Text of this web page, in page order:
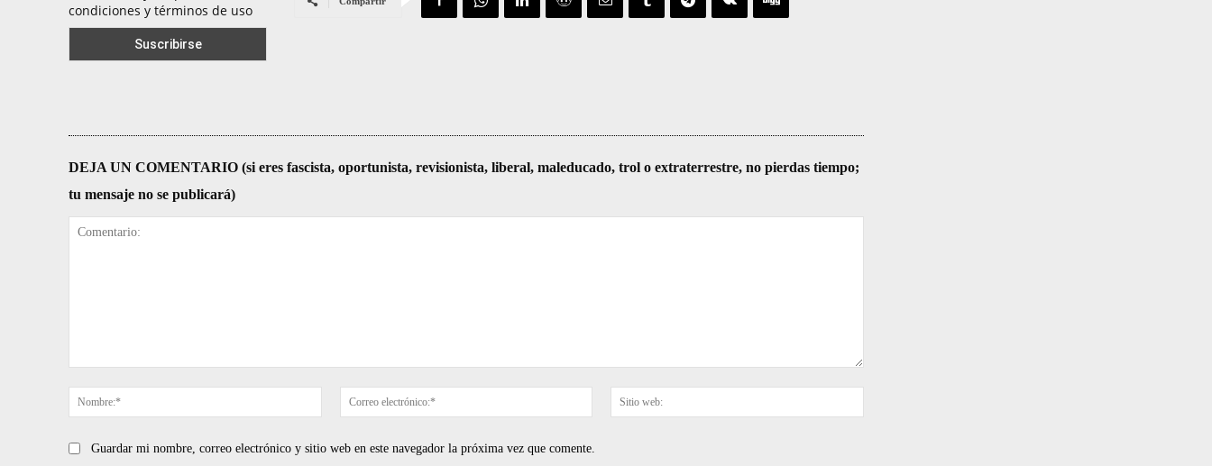
condiciones y términos de uso
DEJA UN COMENTARIO (si eres fascista, oportunista, revisionista, liberal, maleducado, trol o extraterrestre, no pierdas tiempo;
tu mensaje no se publicará)
Nombre:*
Correo
electrónico:*
web:
Guardar mi nombre, correo electrónico y sitio web en este navegador la próxima vez que comente.